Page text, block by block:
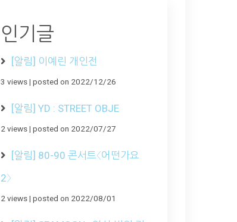
인기글
[알림] 이예린 개인전
3 views| posted on 2022/12/26
[알림] YD : STREET OBJE
2 views| posted on 2022/07/27
[알림] 80-90 콘서트〈어떤가요
2〉
2 views| posted on 2022/08/01